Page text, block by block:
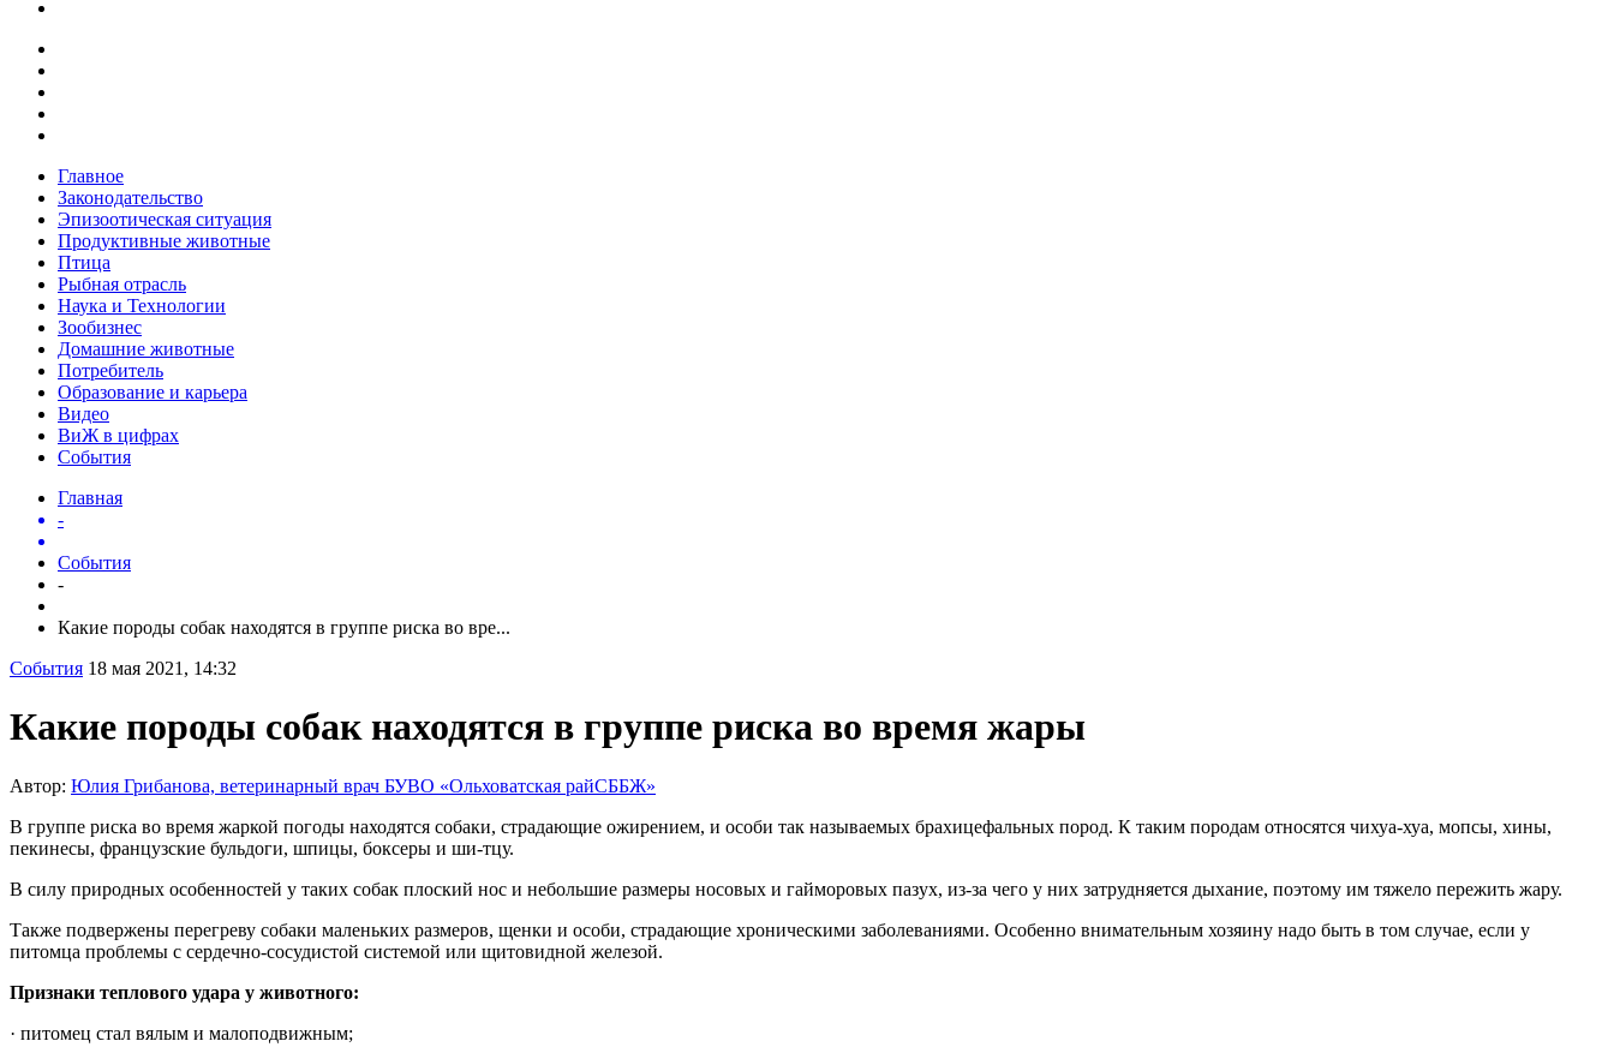
Главное
Законодательство
Эпизоотическая ситуация
Продуктивные животные
Птица
Рыбная отрасль
Наука и Технологии
Зообизнес
Домашние животные
Потребитель
Образование и карьера
Видео
ВиЖ в цифрах
События
Главная
-
События
-
Какие породы собак находятся в группе риска во вре...
События 18 мая 2021, 14:32
Какие породы собак находятся в группе риска во время жары
Автор: Юлия Грибанова, ветеринарный врач БУВО «Ольховатская райСББЖ»
В группе риска во время жаркой погоды находятся собаки, страдающие ожирением, и особи так называемых брахицефальных пород. К таким породам относятся чихуа-хуа, мопсы, хины,
пекинесы, французские бульдоги, шпицы, боксеры и ши-тцу.
В силу природных особенностей у таких собак плоский нос и небольшие размеры носовых и гайморовых пазух, из-за чего у них затрудняется дыхание, поэтому им тяжело пережить жару.
Также подвержены перегреву собаки маленьких размеров, щенки и особи, страдающие хроническими заболеваниями. Особенно внимательным хозяину надо быть в том случае, если у
питомца проблемы с сердечно-сосудистой системой или щитовидной железой.
Признаки теплового удара у животного:
· питомец стал вялым и малоподвижным;